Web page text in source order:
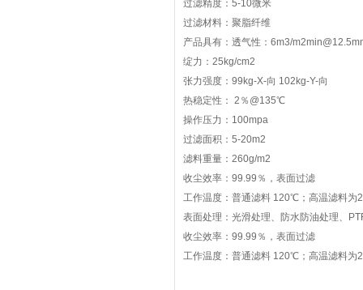
过滤精度：5-10微米
过滤材料：聚脂纤维
产品具有：透气性：6m3/
绽力：25kg/cm2
张力强度：99kg-X-向 102kg-Y-向
热稳定性： 2％@135℃
操作压力：100mpa
过滤面积：5-20m2
滤料重量：260g/m2
收尘效率：99.99％，表面过滤
工作温度：普通滤料 120℃；高温滤料为
表面处理：光滑处理、防水防油处理、
收尘效率：99.99％，表面过滤
工作温度：普通滤料 120℃；高温滤料为